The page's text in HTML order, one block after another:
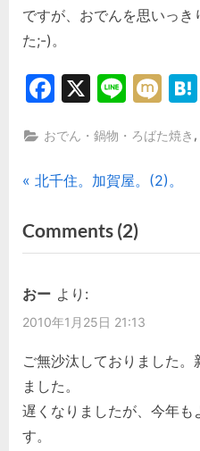
ですが、おでんを思いっ
た;-)。
Facebook
X Line
おでん・鍋物・ろばた焼き ,
投
稿
ナ
ビ
ゲ
ー
シ
P
e
v
o
u
s
P
o
s
北千住。加賀屋。(2)。
Comments (2)on
“静
お
ん
っ
おー より:
2010年1月25日 21:13
ご無沙汰しておりました。
ました。
遅くなりましたが、今年も
す。